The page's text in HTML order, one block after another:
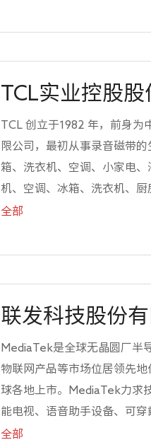
信号的产品，康佳通过自主
TCL实业控股股
TCL 创立于1982 年，前身
限公司，最初从事录音磁带
箱、洗衣机、空调、小家电
机、空调、冰箱、洗衣机、
授权的认证检测资质及实验
致体验的产品与服务，截止
全部
联发科技股份
MediaTek是全球无晶圆厂半
物联网产品等市场位居领先
球各地上市。MediaTek力求
能电视、语音助手设备、可
技术、先进的通信技术、汽
全部